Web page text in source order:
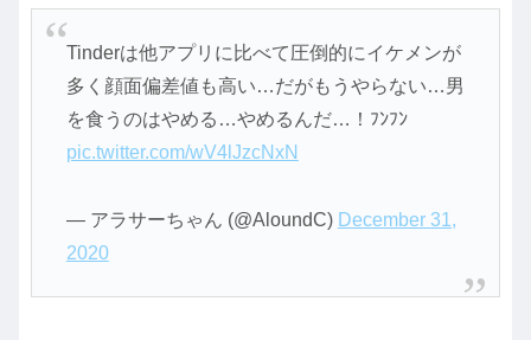
Tinderは他アプリに比べて圧倒的にイケメンが
多く顔面偏差値も高い…だがもうやらない…男
を食うのはやめる…やめるんだ…！ﾌﾝﾌﾝ
pic.twitter.com/wV4lJzcNxN
— アラサーちゃん (@AloundC) December 31,
2020